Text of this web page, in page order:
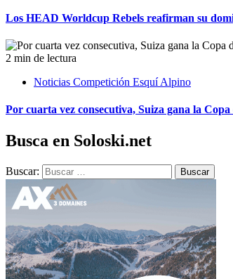
Los HEAD Worldcup Rebels reafirman su
2 min de lectura
Noticias Competición Esquí Alpino
Por cuarta vez consecutiva, Suiza gana la
Busca en Soloski.net
Buscar: